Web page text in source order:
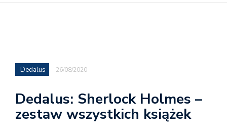
Dedalus 26/08/2020
Dedalus: Sherlock Holmes –
zestaw wszystkich książek